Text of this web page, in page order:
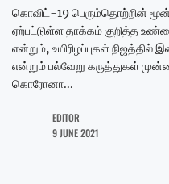
கொவிட்-19 பெரும்தொற்றின்
ஏற்பட்டுள்ள தாக்கம் குறித்த
என்றும், உயிரிழப்புகள்
என்றும் பல்வேறு கருத்துகள்
கொரோனா...
EDITOR
9 JUNE 2021